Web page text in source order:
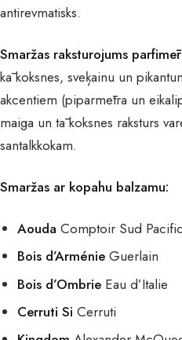
antirevmatisks.
Smaržas raksturojums
kā koksnes, sveķainu un
akcentiem (piparmētra un
maiga un tā koksnes raksturs
santalkkokam.
Smaržas ar kopahu balzamu:
Aouda Comptoir Sud
Bois d’Arménie Guerlain
Bois d’Ombrie Eau d’Italie
Cerruti Si Cerruti